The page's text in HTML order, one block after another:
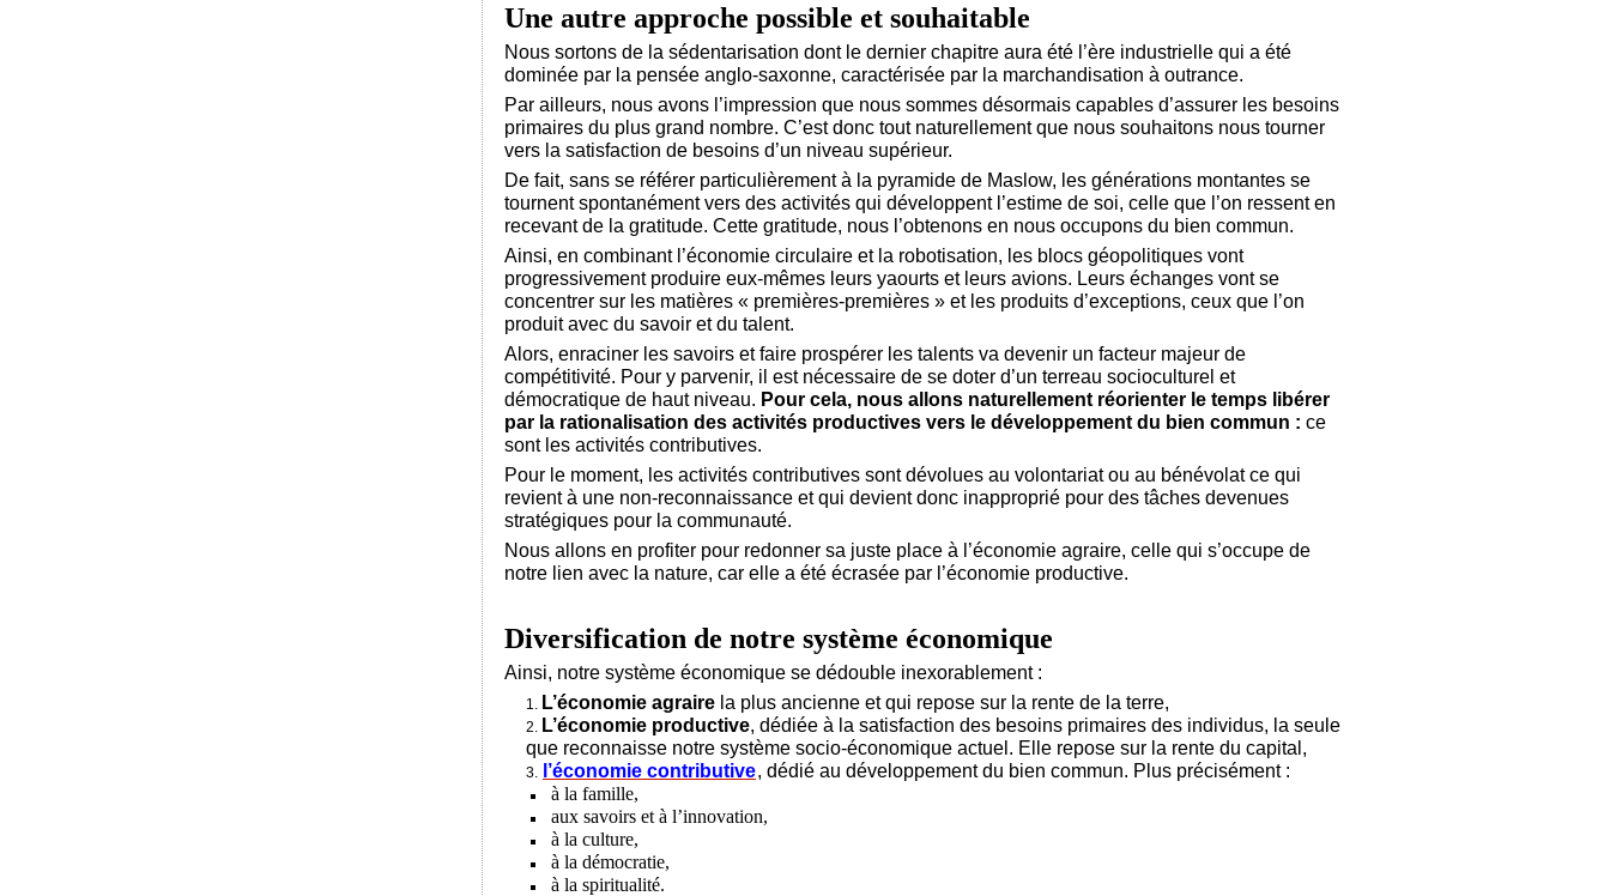
Une autre approche possible et souhaitable
Nous sortons de la sédentarisation dont le dernier chapitre aura été l’ère industrielle qui a été
dominée par la pensée anglo-saxonne, caractérisée par la marchandisation à outrance.
Par ailleurs, nous avons l’impression que nous sommes désormais capables d’assurer les besoins
primaires du plus grand nombre. C’est donc tout naturellement que nous souhaitons nous tourner
vers la satisfaction de besoins d’un niveau supérieur.
De fait, sans se référer particulièrement à la pyramide de Maslow, les générations montantes se
tournent spontanément vers des activités qui développent l’estime de soi, celle que l’on ressent en
recevant de la gratitude. Cette gratitude, nous l’obtenons en nous occupons du bien commun.
Ainsi, en combinant l’économie circulaire et la robotisation, les blocs géopolitiques vont
progressivement produire eux-mêmes leurs yaourts et leurs avions. Leurs échanges vont se
concentrer sur les matières « premières-premières » et les produits d’exceptions, ceux que l’on
produit avec du savoir et du talent.
Alors, enraciner les savoirs et faire prospérer les talents va devenir un facteur majeur de
compétitivité. Pour y parvenir, il est nécessaire de se doter d’un terreau socioculturel et
démocratique de haut niveau. Pour cela, nous allons naturellement réorienter le temps libérer
par la rationalisation des activités productives vers le développement du bien commun : ce
sont les activités contributives.
Pour le moment, les activités contributives sont dévolues au volontariat ou au bénévolat ce qui
revient à une non-reconnaissance et qui devient donc inapproprié pour des tâches devenues
stratégiques pour la communauté.
Nous allons en profiter pour redonner sa juste place à l’économie agraire, celle qui s’occupe de
notre lien avec la nature, car elle a été écrasée par l’économie productive.
Diversification de notre système économique
Ainsi, notre système économique se dédouble inexorablement :
L’économie agraire la plus ancienne et qui repose sur la rente de la terre,
L’économie productive, dédiée à la satisfaction des besoins primaires des individus, la seule
que reconnaisse notre système socio-économique actuel. Elle repose sur la rente du capital,
l’économie contributive, dédié au développement du bien commun. Plus précisément :
à la famille,
aux savoirs et à l’innovation,
à la culture,
à la démocratie,
à la spiritualité.